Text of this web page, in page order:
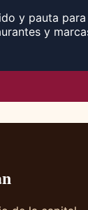
y pauta
y